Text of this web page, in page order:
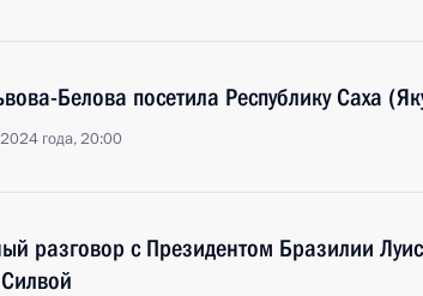
Белова посетила Республику Саха
года, 20:00
разговор с Президентом Бразилии